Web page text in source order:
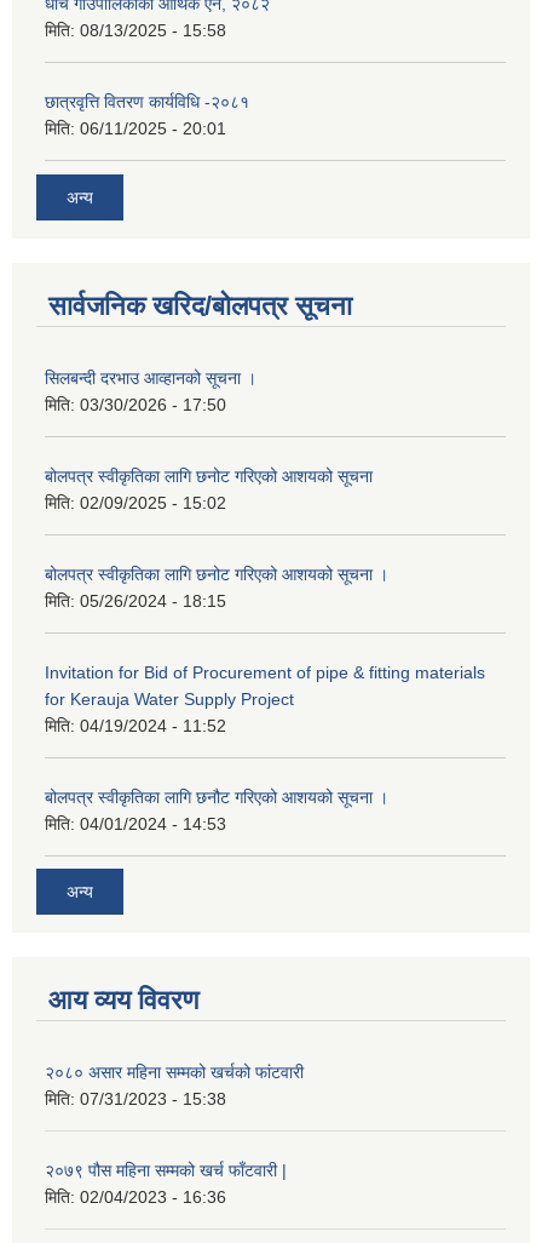
धार्चे गाउँपालिकाको आर्थिक ऐन, २०८२
मिति: 08/13/2025 - 15:58
छात्रवृत्ति वितरण कार्यविधि -२०८१
मिति: 06/11/2025 - 20:01
अन्य
सार्वजनिक खरिद/बोलपत्र सूचना
सिलबन्दी दरभाउ आव्हानको सूचना ।
मिति: 03/30/2026 - 17:50
बोलपत्र स्वीकृतिका लागि छनोट गरिएको आशयको सूचना
मिति: 02/09/2025 - 15:02
बोलपत्र स्वीकृतिका लागि छनोट गरिएको आशयको सूचना ।
मिति: 05/26/2024 - 18:15
Invitation for Bid of Procurement of pipe & fitting materials
for Kerauja Water Supply Project
मिति: 04/19/2024 - 11:52
बोलपत्र स्वीकृतिका लागि छनौट गरिएको आशयको सूचना ।
मिति: 04/01/2024 - 14:53
अन्य
आय व्यय विवरण
२०८० असार महिना सम्मको खर्चको फांटवारी
मिति: 07/31/2023 - 15:38
२०७९ पौस महिना सम्मको खर्च फाँटवारी |
मिति: 02/04/2023 - 16:36